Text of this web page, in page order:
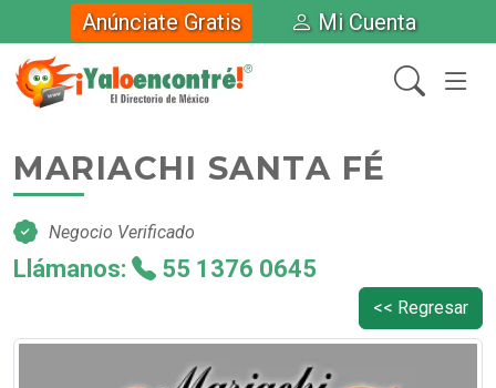
Anúnciate Gratis Mi Cuenta
MARIACHI SANTA FÉ
Negocio Verificado
Llámanos: 55 1376 0645
<< Regresar